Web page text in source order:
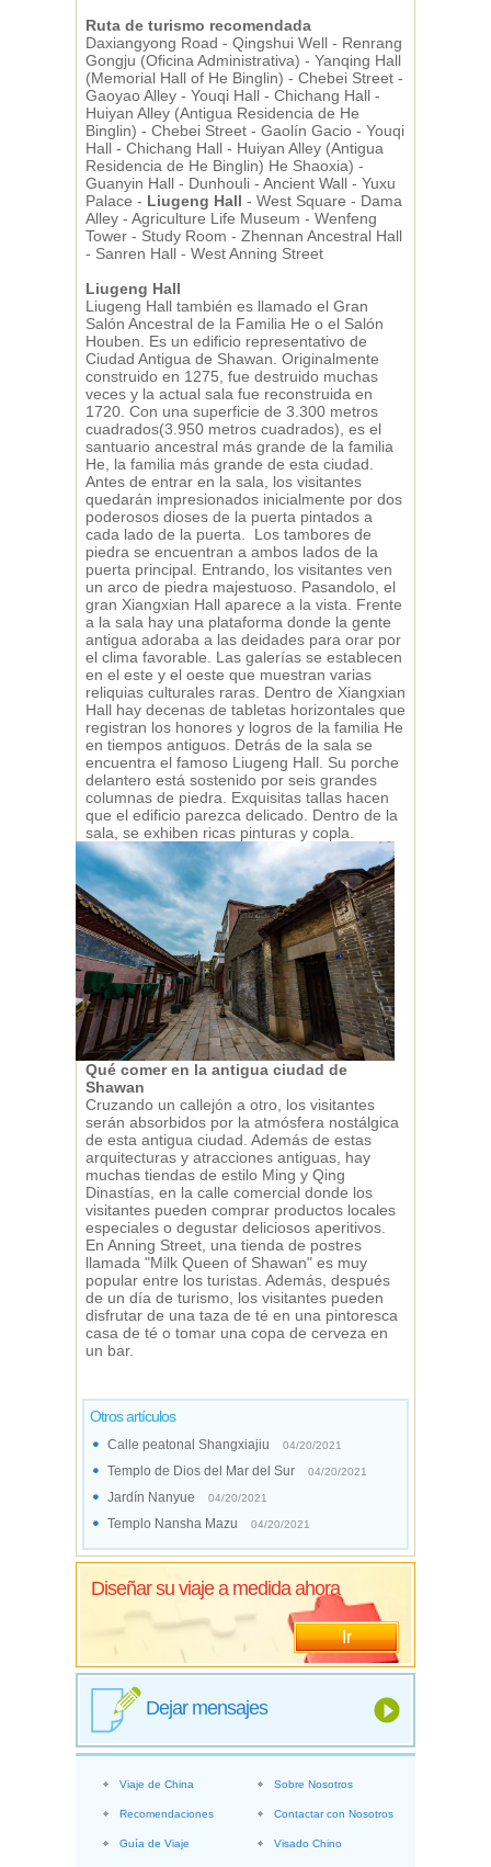
Ruta de turismo recomendada
Daxiangyong Road - Qingshui Well - Renrang
Gongju (Oficina Administrativa) - Yanqing Hall
(Memorial Hall of He Binglin) - Chebei Street -
Gaoyao Alley - Youqi Hall - Chichang Hall -
Huiyan Alley (Antigua Residencia de He
Binglin) - Chebei Street - Gaolín Gacio - Youqi
Hall - Chichang Hall - Huiyan Alley (Antigua
Residencia de He Binglin) He Shaoxia) -
Guanyin Hall - Dunhouli - Ancient Wall - Yuxu
Palace - Liugeng Hall - West Square - Dama
Alley - Agriculture Life Museum - Wenfeng
Tower - Study Room - Zhennan Ancestral Hall
- Sanren Hall - West Anning Street
Liugeng Hall
Liugeng Hall también es llamado el Gran
Salón Ancestral de la Familia He o el Salón
Houben. Es un edificio representativo de
Ciudad Antigua de Shawan. Originalmente
construido en 1275, fue destruido muchas
veces y la actual sala fue reconstruida en
1720. Con una superficie de 3.300 metros
cuadrados(3.950 metros cuadrados), es el
santuario ancestral más grande de la familia
He, la familia más grande de esta ciudad.
Antes de entrar en la sala, los visitantes
quedarán impresionados inicialmente por dos
poderosos dioses de la puerta pintados a
cada lado de la puerta. Los tambores de
piedra se encuentran a ambos lados de la
puerta principal. Entrando, los visitantes ven
un arco de piedra majestuoso. Pasandolo, el
gran Xiangxian Hall aparece a la vista. Frente
a la sala hay una plataforma donde la gente
antigua adoraba a las deidades para orar por
el clima favorable. Las galerías se establecen
en el este y el oeste que muestran varias
reliquias culturales raras. Dentro de Xiangxian
Hall hay decenas de tabletas horizontales que
registran los honores y logros de la familia He
en tiempos antiguos. Detrás de la sala se
encuentra el famoso Liugeng Hall. Su porche
delantero está sostenido por seis grandes
columnas de piedra. Exquisitas tallas hacen
que el edificio parezca delicado. Dentro de la
sala, se exhiben ricas pinturas y copla.
Qué comer en la antigua ciudad de
Shawan
Cruzando un callejón a otro, los visitantes
serán absorbidos por la atmósfera nostálgica
de esta antigua ciudad. Además de estas
arquitecturas y atracciones antiguas, hay
muchas tiendas de estilo Ming y Qing
Dinastías, en la calle comercial donde los
visitantes pueden comprar productos locales
especiales o degustar deliciosos aperitivos.
En Anning Street, una tienda de postres
llamada "Milk Queen of Shawan" es muy
popular entre los turistas. Además, después
de un día de turismo, los visitantes pueden
disfrutar de una taza de té en una pintoresca
casa de té o tomar una copa de cerveza en
un bar.
Otros artículos
Calle peatonal Shangxiajiu 04/20/2021
Templo de Dios del Mar del Sur 04/20/2021
Jardín Nanyue 04/20/2021
Templo Nansha Mazu 04/20/2021
Diseñar su viaje a medida ahora
Ir
Dejar mensajes
Viaje de China
Recomendaciones
Guía de Viaje
Sobre Nosotros
Contactar con Nosotros
Visado Chino